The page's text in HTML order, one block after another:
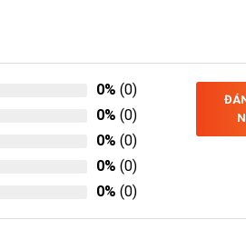
0% (0)
0% (0)
0% (0)
0% (0)
0% (0)